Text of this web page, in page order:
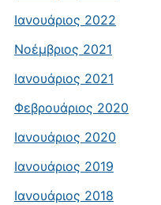
Ιανουάριος 2022
Νοέμβριος 2021
Ιανουάριος 2021
Φεβρουάριος 2020
Ιανουάριος 2020
Ιανουάριος 2019
Ιανουάριος 2018